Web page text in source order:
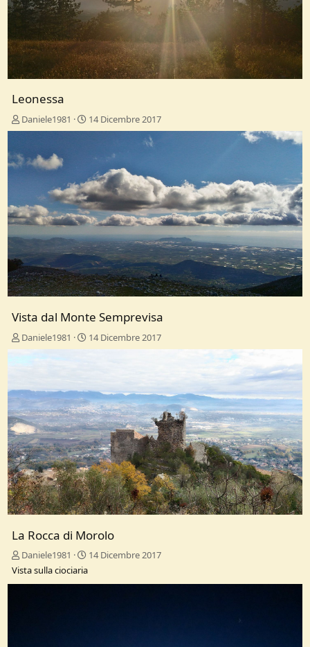
Leonessa
Daniele1981 14 Dicembre 2017
Vista dal Monte Semprevisa
Daniele1981 14 Dicembre 2017
La Rocca di Morolo
Daniele1981
14 Dicembre 2017
Vista sulla ciociaria